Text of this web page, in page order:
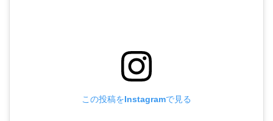
この投稿をInstagramで見る